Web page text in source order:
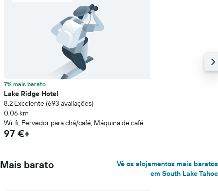
7% mais barato
Lake Ridge Hotel
8.2 Excelente (693 avaliações)
0,06 km
Wi-fi, Fervedor para chá/café, Máquina de café
97 €+
Mais barato
Vê os alojamentos mais baratos
em South Lake Tahoe